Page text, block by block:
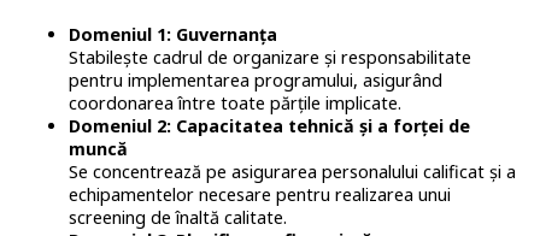
Domeniul 1: Guvernanța
Stabilește cadrul de organizare și responsabilitate
pentru implementarea programului, asigurând
coordonarea între toate părțile implicate.
Domeniul 2: Capacitatea tehnică și a forței de
muncă
Se concentrează pe asigurarea personalului calificat și a
echipamentelor necesare pentru realizarea unui
screening de înaltă calitate.